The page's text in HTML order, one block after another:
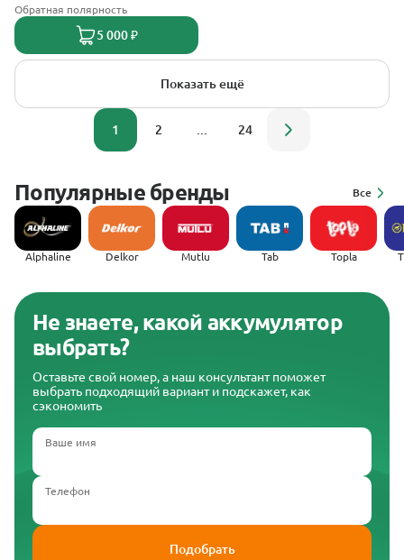
Обратная полярность
5 000 ₽
Показать ещё
1 2 24
Популярные бренды Все
Alphaline Delkor Mutlu Tab Topla
Не знаете, какой аккумулятор
выбрать?
Оставьте свой номер, а наш консультант поможет
выбрать подходящий вариант и подскажет, как
сэкономить
Ваше имя
Телефон
Подобрать